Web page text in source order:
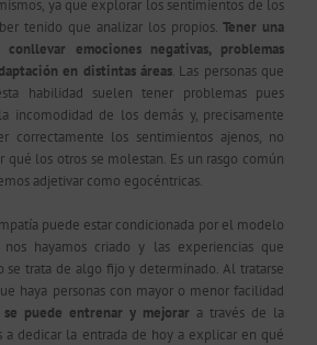
ya que explorar los sentimientos de los
tenido que analizar los propios. Tener una
emociones negativas, problemas
en distintas áreas. Las personas que
habilidad suelen tener problemas pues
incomodidad de los demás y, precisamente
correctamente los sentimientos ajenos, no
qué los otros se molestan. Es un rasgo común
adjetivar como egocéntricas.
puede estar condicionada por el modelo
hayamos criado y las experiencias que
se trata de algo fijo y determinado. Al tratarse
haya personas con mayor o menor facilidad
se puede entrenar y mejorar a través de la
a dedicar la entrada de hoy a explicar en qué